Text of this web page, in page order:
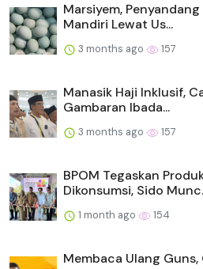
Marsiyem,
Mandiri Lewat Us...
3 months ago 157
Manasik Haji Inklusif,
Gambaran Ibada...
3 months ago 157
BPOM Tegaskan
Dikonsumsi, Sido
1 month ago 154
Membaca Ulang Guns,